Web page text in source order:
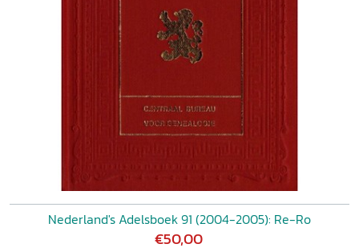
Nederland's Adelsboek 91 (2004-2005): Re-Ro
€50,00